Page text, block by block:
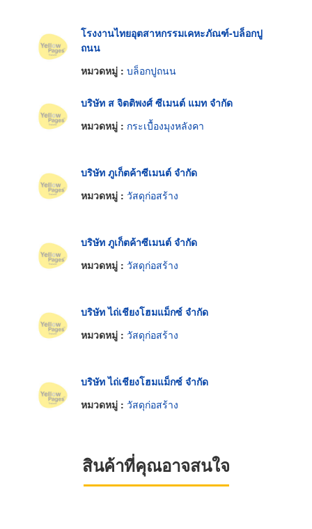
โรงงานไทยอุตสาหกรรมเคหะภัณฑ์-บล็อกปู
ถนน
หมวดหมู่ : บล็อกปูถนน
บริษัท ส จิตติพงศ์ ซีเมนต์ แมท จำกัด
หมวดหมู่ : กระเบื้องมุงหลังคา
บริษัท ภูเก็ตค้าซีเมนต์ จำกัด
หมวดหมู่ : วัสดุก่อสร้าง
บริษัท ภูเก็ตค้าซีเมนต์ จำกัด
หมวดหมู่ : วัสดุก่อสร้าง
บริษัท ไถ่เชียงโฮมแม็กซ์ จำกัด
หมวดหมู่ : วัสดุก่อสร้าง
บริษัท ไถ่เชียงโฮมแม็กซ์ จำกัด
หมวดหมู่ : วัสดุก่อสร้าง
สินค้าที่คุณอาจสนใจ